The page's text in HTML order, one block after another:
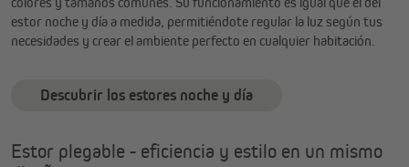
estor noche y día a medida, permitiéndote regular la luz según tus
necesidades y crear el ambiente perfecto en cualquier habitación.
Descubrir los estores noche y día
Estor plegable - eficiencia y estilo en un mismo